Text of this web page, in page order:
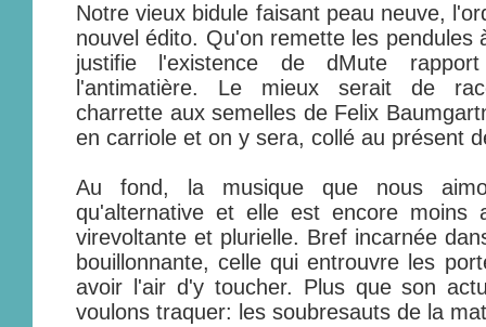
Notre vieux bidule faisant peau neuve,
nouvel édito. Qu'on remette les pendules
justifie l'existence de dMute
l'antimatière. Le mieux serait de
charrette aux semelles de Felix
en carriole et on y sera, collé au présent
Au fond, la musique que nous
qu'alternative et elle est encore moins
virevoltante et plurielle. Bref incarnée
bouillonnante, celle qui entrouvre les
avoir l'air d'y toucher. Plus que son
voulons traquer: les soubresauts de la